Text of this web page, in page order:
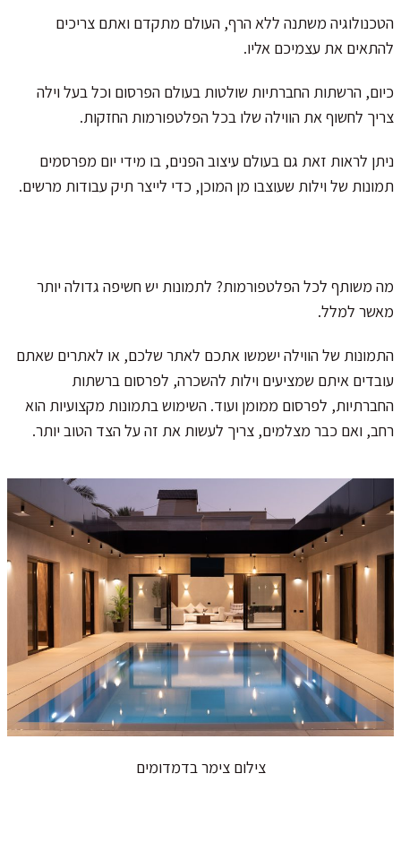
הטכנולוגיה משתנה ללא הרף, העולם מתקדם ואתם צריכים
להתאים את עצמיכם אליו.
כיום, הרשתות החברתיות שולטות בעולם הפרסום וכל בעל וילה
צריך לחשוף את הווילה שלו בכל הפלטפורמות החזקות.
ניתן לראות זאת גם בעולם עיצוב הפנים, בו מידי יום מפרסמים
תמונות של וילות שעוצבו מן המוכן, כדי לייצר תיק עבודות מרשים.
מה משותף לכל הפלטפורמות? לתמונות יש חשיפה גדולה יותר
מאשר למלל.
התמונות של הווילה ישמשו אתכם לאתר שלכם, או לאתרים שאתם
עובדים איתם שמציעים וילות להשכרה, לפרסום ברשתות
החברתיות, לפרסום ממומן ועוד. השימוש בתמונות מקצועיות הוא
רחב, ואם כבר מצלמים, צריך לעשות את זה על הצד הטוב יותר.
צילום צימר בדמדומים